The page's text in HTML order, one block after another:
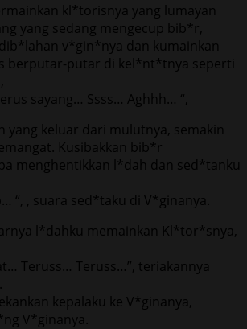
kl*torisnya yang lumayan
yang sedang mengecup bib*r,
v*gin*nya dan kumainkan
berputar-putar di kel*nt*tnya seperti
sayang… Ssss… Aghhh… “,
yang keluar dari mulutnya, semakin
Kusibakkan bib*r
menghentikkan l*dah dan sed*tanku
“, , suara sed*taku di V*ginanya.
l*dahku memainkan Kl*tor*snya,
Teruss… Teruss…”, teriakannya
kepalaku ke V*ginanya,
V*ginanya.